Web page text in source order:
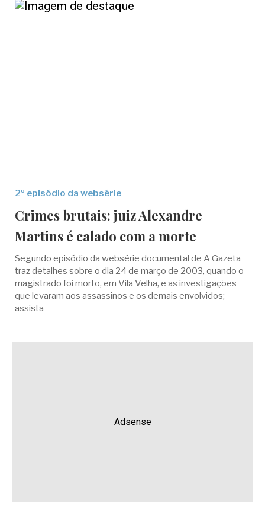
2º episódio da websérie
Crimes brutais: juiz Alexandre
Martins é calado com a morte
Segundo episódio da websérie documental de A Gazeta
traz detalhes sobre o dia 24 de março de 2003, quando o
magistrado foi morto, em Vila Velha, e as investigações
que levaram aos assassinos e os demais envolvidos;
assista
Adsense